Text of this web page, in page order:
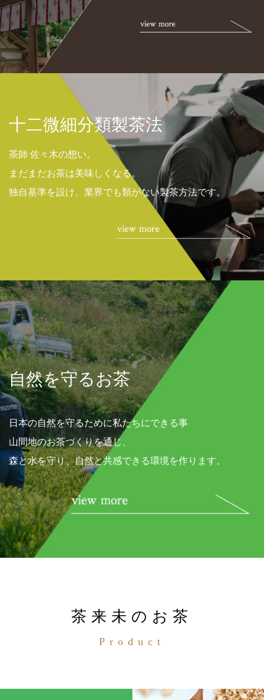
十二微細分類製茶法
茶師 佐々木の想い。
まだまだお茶は美味しくなる。
独自基準を設け、業界でも類がない製茶方法です。
自然を守るお茶
日本の自然を守るために私たちにできる事
山間地のお茶づくりを通じ、
森と水を守り、自然と共感できる環境を作ります。
茶来未のお茶
Product